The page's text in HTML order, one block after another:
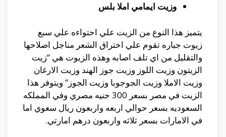
وزيت ايمامي املا بلس
يتميز هذا النوع من الزيت علي احتواءه علي سبع
زيوت جباره تقوم علي اختراق الشعر مناجل اصلاحها
والتقليل من اي تلف اصابه وهذه الزيوت هي “زيت
الزيتون وزيت اللوز وزيت جوز الهند وزيت الارغان
وزيت الاملا وزيت الجوجوبا وزيت الجوز” ويتوفر هذا
الزيت في مصر بسعر 300 جنيه مصري وفي المملكه
السعوديه بسعر حوالي اربعه واربعون ريال سعوي اما
في الامارات بسعر ثلاثه واربعون درهم امارتي.